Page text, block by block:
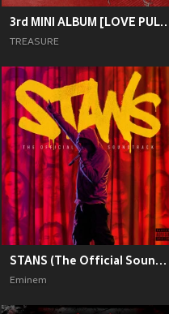
3rd MINI ALBUM
TREASURE
STANS (The Official Soundtrack) [Explicit]
Eminem